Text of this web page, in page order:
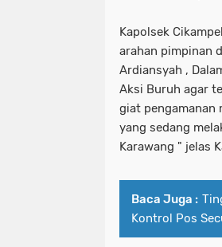
Kapolsek
arahan pimpinan
Ardiansyah ,
Aksi Buruh agar
giat pengamanan
yang sedang
Karawang " jelas
Baca Juga :
Kontrol Pos